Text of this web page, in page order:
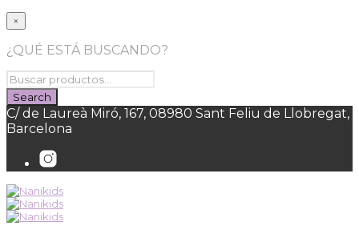
×
¿QUÉ ESTÁ BUSCANDO?
C/ de Laureà Miró, 167, 08980 Sant Feliu de Llobregat,
Barcelona